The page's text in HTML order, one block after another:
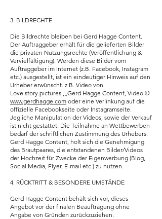
3. BILDRECHTE
Die Bildrechte bleiben bei Gerd Hagge Content.
Der Auftraggeber erhält für die gelieferten Bilder
die privaten Nutzungsrechte (Veröffentlichung &
Vervielfältigung). Werden diese Bilder vom
Auftraggeber im Internet (z.B. Facebook, Instagram
etc.) ausgestellt, ist ein eindeutiger Hinweis auf den
Urheber erwünscht. z.B. Video von
Love.story.pictures.,„Gerd Hagge Content, Video ©
www.gerdhagge.com oder eine Verlinkung auf die
offizielle Facebookseite oder Instagramseite.
Jegliche Manipulation der Videos, sowie der Verkauf
ist nicht gestattet. Die Teilnahme an Wettbewerben
bedarf der schriftlichen Zustimmung des Urhebers.
Gerd Hagge Content, holt sich die Genehmigung
des Brautpaares, die entstandenen Bilder/Videos
der Hochzeit für Zwecke der Eigenwerbung (Blog,
Social Media, Flyer, E-mail etc.) zu nutzen.
4. RÜCKTRITT & BESONDERE UMSTÄNDE
Gerd Hagge Content behält sich vor, dieses
Angebot vor der finalen Beauftragung ohne
Angabe von Gründen zurückzuziehen.